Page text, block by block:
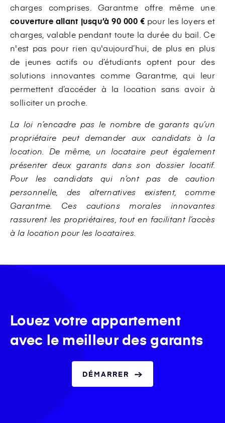
charges comprises. Garantme offre même une
couverture allant jusqu’à 90 000 € pour les loyers et
charges, valable pendant toute la durée du bail. Ce
n'est pas pour rien qu'aujourd’hui, de plus en plus
de jeunes actifs ou d’étudiants optent pour des
solutions innovantes comme Garantme, qui leur
permettent d’accéder à la location sans avoir à
solliciter un proche.
La loi n’encadre pas le nombre de garants qu’un
propriétaire peut demander aux candidats à la
location. De même, un locataire peut également
présenter deux garants dans son dossier locatif.
Pour les candidats qui n’ont pas de caution
personnelle, des alternatives existent, comme
Garantme. Ces cautions morales innovantes
rassurent les propriétaires, tout en facilitant l’accès
à la location pour les locataires.
Louez votre appartement
avec le meilleur des garants
DÉMARRER